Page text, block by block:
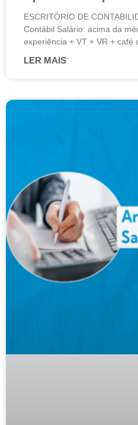
ESCRITÓRIO DE
Contábil Salário: acima da
experiência + VT + VR + café
LER MAIS